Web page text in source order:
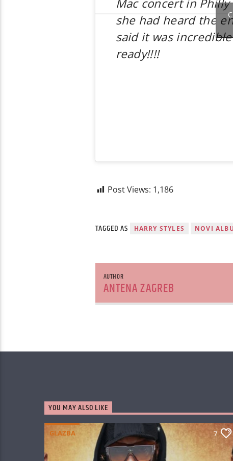
Mac concert in
she had heard the
said it was
ready!!!!
Post Views: 1,186
TAGGED AS HARRY STYLES NOVI
AUTHOR
ANTENA ZAGREB
YOU MAY ALSO LIKE
GLAZBA 7